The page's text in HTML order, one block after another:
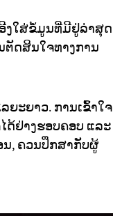
ງໃສ່ຂໍ້ມູນທີ່ມີຢູ່ລ່າສຸດ
ຕັດສິນໃຈທາງການ
ຍະຍາວ. ການເຂົ້າໃຈ
ດ້ຢ່າງຮອບຄອບ ແລະ
ນ, ຄວນປຶກສາກັບຜູ້